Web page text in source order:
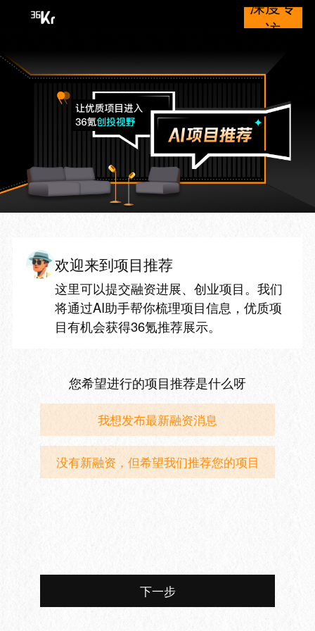
深度专
访
欢迎来到项目推荐
这里可以提交融资进展、创业项目。我们
将通过AI助手帮你梳理项目信息，优质项
目有机会获得36氪推荐展示。
您希望进行的项目推荐是什么呀
我想发布最新融资消息
没有新融资，但希望我们推荐您的项目
下一步